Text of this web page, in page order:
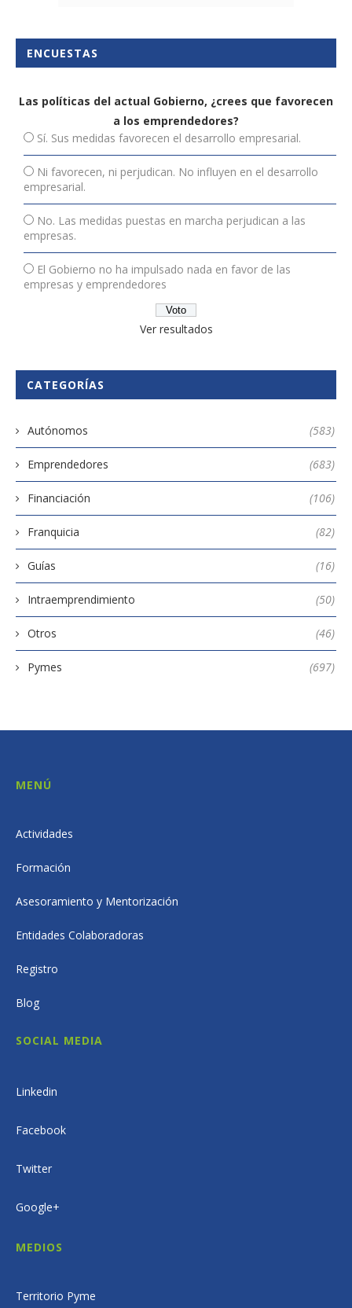
ENCUESTAS
Las políticas del actual Gobierno, ¿crees que favorecen
a los emprendedores?
Sí. Sus medidas favorecen el desarrollo empresarial.
Ni favorecen, ni perjudican. No influyen en el desarrollo
empresarial.
No. Las medidas puestas en marcha perjudican a las
empresas.
El Gobierno no ha impulsado nada en favor de las
empresas y emprendedores
Ver resultados
CATEGORÍAS
Autónomos (583)
Emprendedores (683)
Financiación (106)
Franquicia (82)
Guías (16)
Intraemprendimiento (50)
Otros (46)
Pymes (697)
MENÚ
Actividades
Formación
Asesoramiento y Mentorización
Entidades Colaboradoras
Registro
Blog
SOCIAL MEDIA
Linkedin
Facebook
Twitter
Google+
MEDIOS
Territorio Pyme